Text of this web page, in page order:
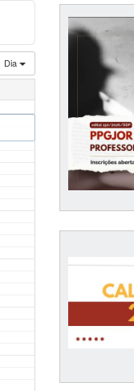
Dia